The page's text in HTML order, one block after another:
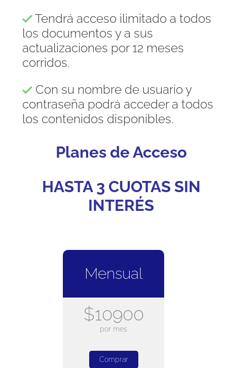
Tendrá acceso ilimitado a todos
los documentos y a sus
actualizaciones por 12 meses
corridos.
Con su nombre de usuario y
contraseña podrá acceder a todos
los contenidos disponibles.
Planes de Acceso
HASTA 3 CUOTAS SIN
INTERÉS
Mensual
$10900
por mes
Comprar